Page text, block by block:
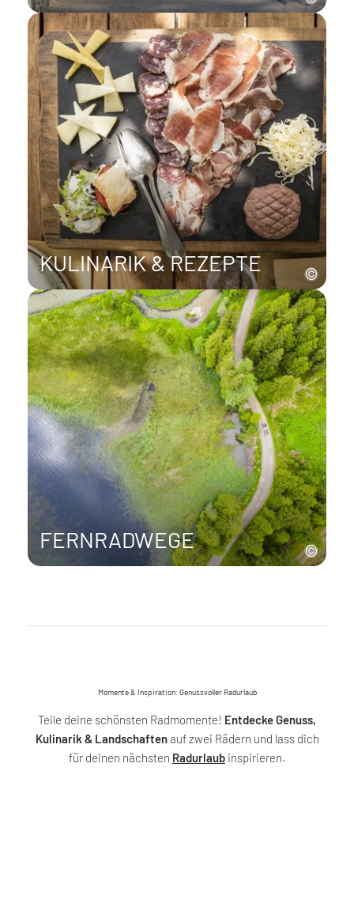
KULINARIK & REZEPTE
FERNRADWEGE
Momente & Inspiration: Genussvoller Radurlaub
Teile deine schönsten Radmomente! Entdecke Genuss,
Kulinarik & Landschaftenauf zwei Rädern und lass dich
für deinen nächsten Radurlaub inspirieren.